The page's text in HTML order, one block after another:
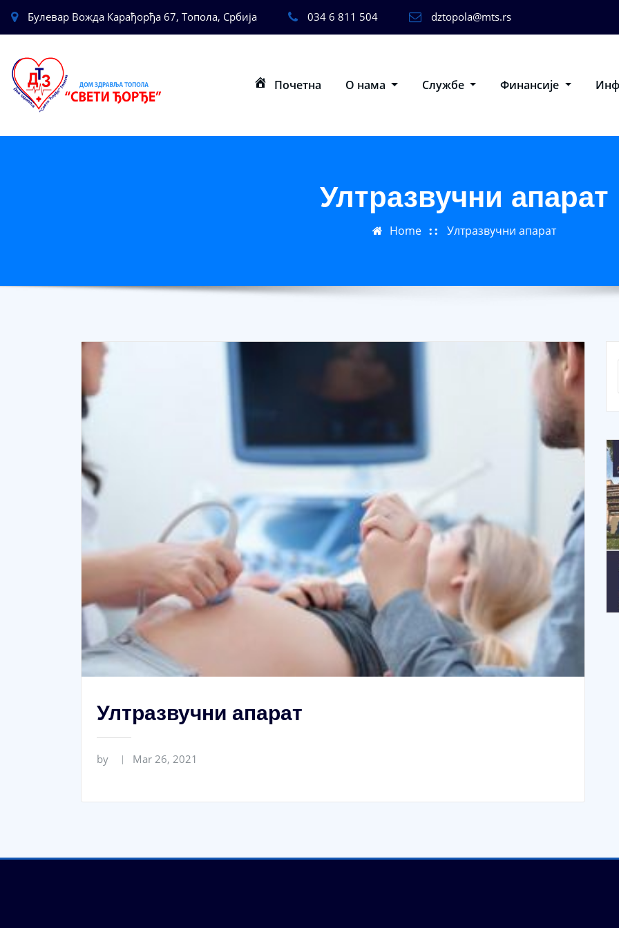
Булевар Вожда Карађорђа 67, Топола, Србија 034 6 811 504 dztopola@mts.rs
Почетна О нама Службе Финансије
Ултразвучни апарат
Home Ултразвучни апарат
Ултразвучни апарат
by Mar 26, 2021